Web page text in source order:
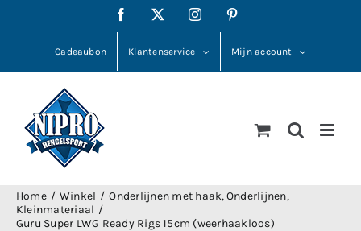
Facebook Instagram
Cadeaubon Klantenservice Mijn account
Home Winkel Onderlijnen met haak Onderlijnen
Kleinmateriaal
Guru Super LWG Ready Rigs 15cm (weerhaakloos)